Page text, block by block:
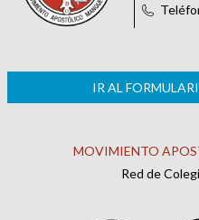
IR AL
MOVIMIENTO
Red de